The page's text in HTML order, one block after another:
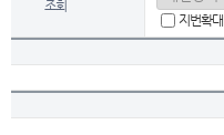
조회
지번확대